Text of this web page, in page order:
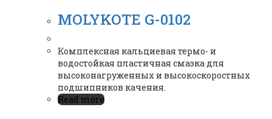
MOLYKOTE G-0102
Комплексная кальциевая термо- и
водостойкая пластичная смазка для
высоконагруженных и высокоскоростных
подшипников качения.
Read more